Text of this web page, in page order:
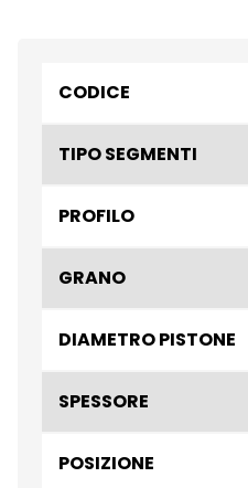
CODICE
TIPO SEGMENTI
PROFILO
GRANO
DIAMETRO PISTONE
SPESSORE
POSIZIONE